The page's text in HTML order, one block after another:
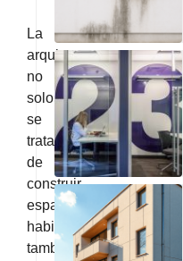
La
arquitectura
no
solo
se
trata
de
construir
espacios
habitables,
también